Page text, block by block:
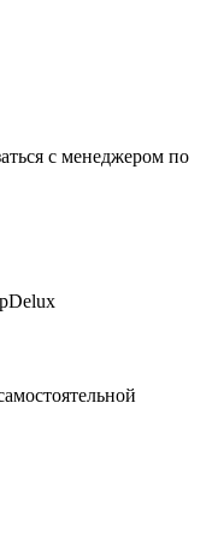
с менеджером по